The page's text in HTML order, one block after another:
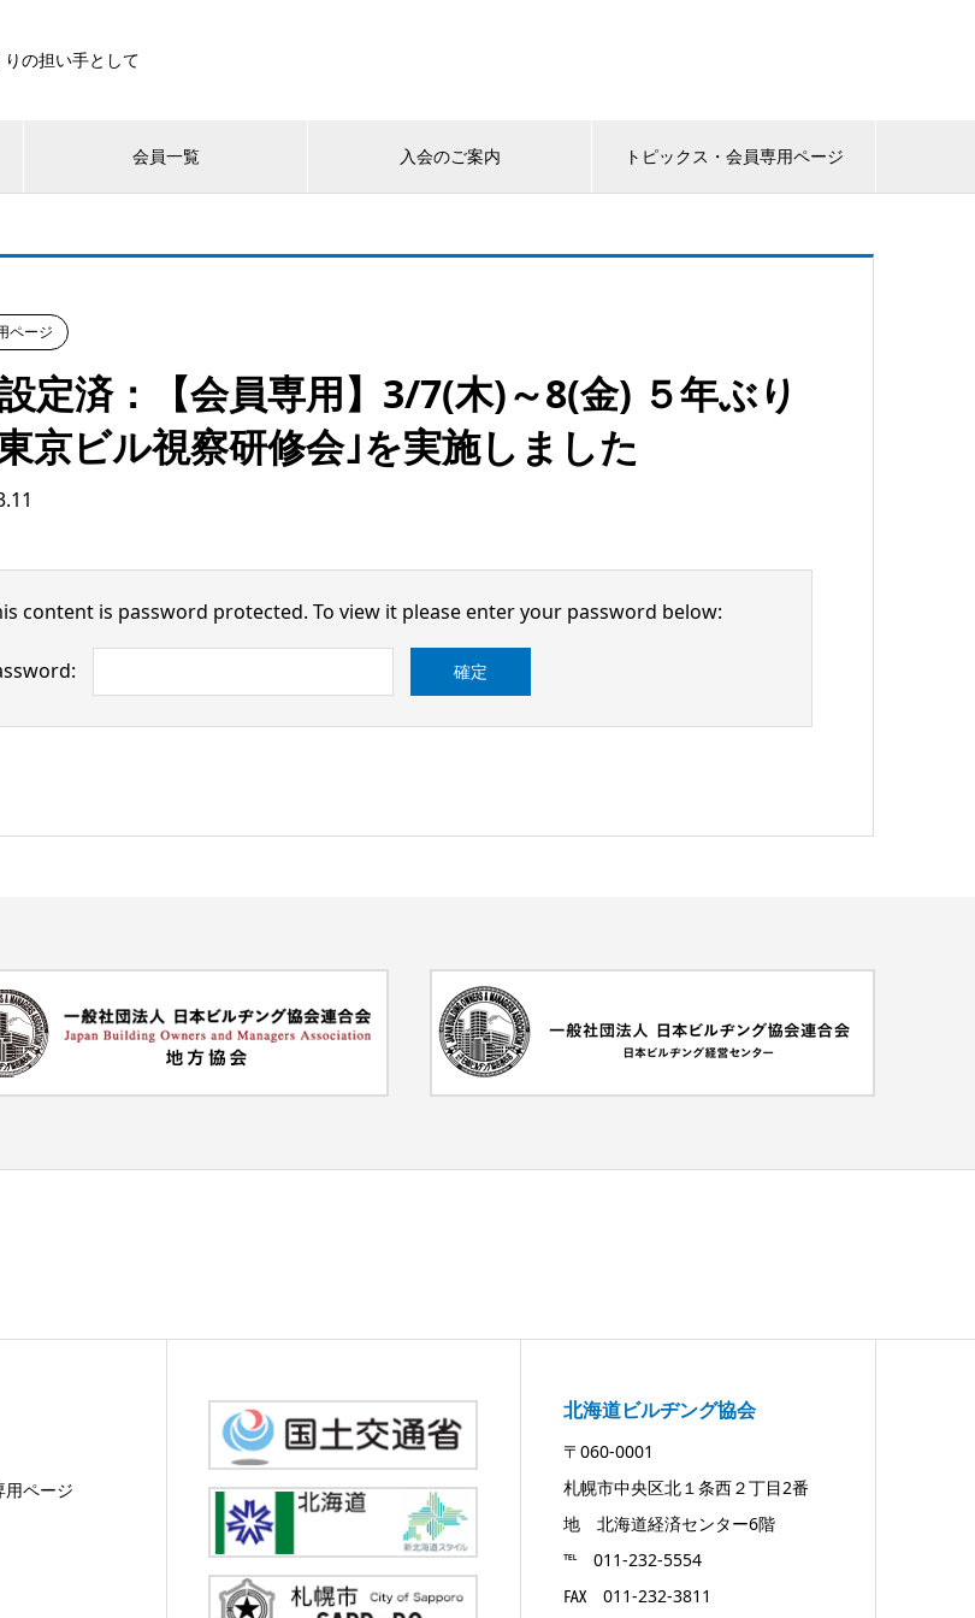
の担い手として
会員一覧 入会のご案内 トピックス・会員専用ページ
ページ
定済：【会員専用】3/7(木)～8(金) ５年ぶり
京ビル視察研修会｣を実施しました
content is password protected. To view it please enter your password below:
用ページ
北海道ビルヂング協会
〒060-0001
札幌市中央区北１条西２丁目2番
地 北海道経済センター6階
℡ 011-232-5554
℻ 011-232-3811